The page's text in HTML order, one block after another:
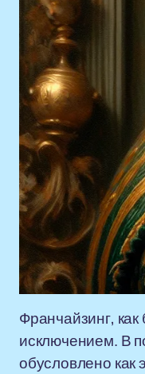
Франчайзинг,
исключением. В
обусловлено как